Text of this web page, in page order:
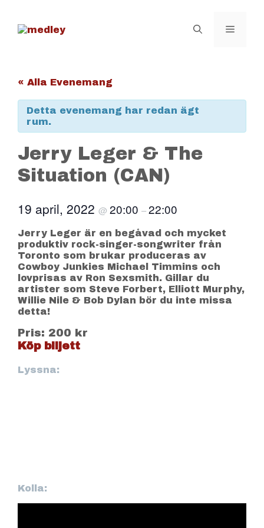
innehåll
Meny
« Alla Evenemang
Detta evenemang har redan ägt
rum.
Jerry Leger & The
Situation (CAN)
19 april, 2022 @ 20:00 –22:00
Jerry Leger är en begåvad och mycket
produktiv rock-singer-songwriter från
Toronto som brukar produceras av
Cowboy Junkies Michael Timmins och
lovprisas av Ron Sexsmith. Gillar du
artister som Steve Forbert, Elliott Murphy,
Willie Nile & Bob Dylan bör du inte missa
detta!
Pris: 200 kr
Köp biljett
Lyssna:
Kolla: